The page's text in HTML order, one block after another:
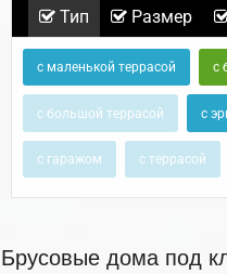
Тип Размер
с маленькой террасой с
с большой террасой с
с гаражом с террасой
Брусовые дома под